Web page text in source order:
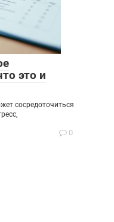
это и
сосредоточиться
0